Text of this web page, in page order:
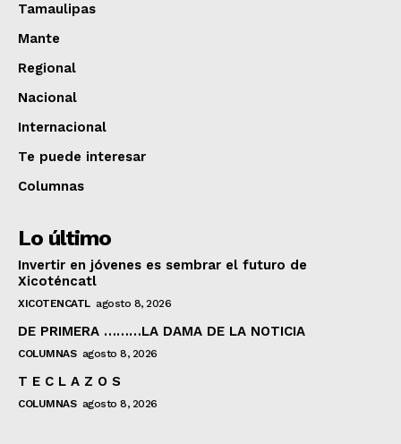
Tamaulipas
Mante
Regional
Nacional
Internacional
Te puede interesar
Columnas
Lo último
Invertir en jóvenes es sembrar el futuro de
Xicoténcatl
XICOTENCATL agosto 8, 2026
DE PRIMERA ………LA DAMA DE LA NOTICIA
COLUMNAS agosto 8, 2026
T E C L A Z O S
COLUMNAS agosto 8, 2026